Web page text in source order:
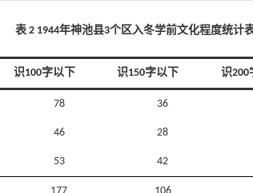
表 2 1944年神池县3个区入冬学前文化程度统计
识100字以下 识150字以下 识200
78 36
46 28
53 42